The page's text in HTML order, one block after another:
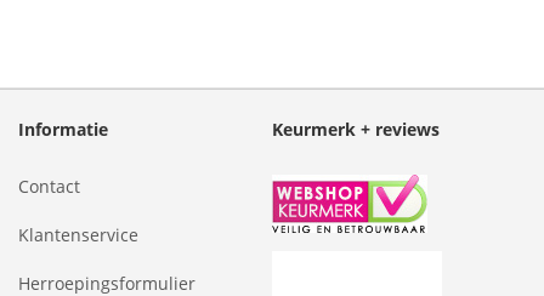
Informatie
Contact
Klantenservice
Herroepingsformulier
Keurmerk + reviews